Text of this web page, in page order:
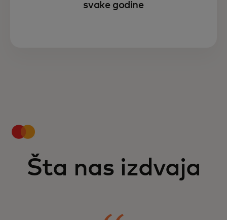
svake godine
Šta nas izdvaja